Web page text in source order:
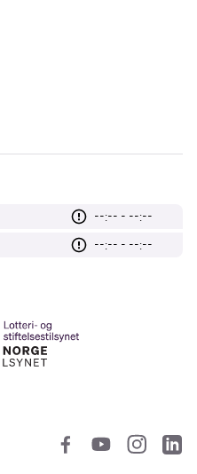
--:-- - --:--
--:-- - --:--